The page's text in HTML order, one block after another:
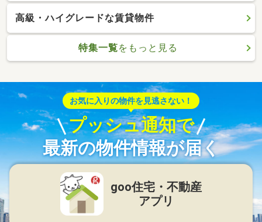
高級・ハイグレードな賃貸物件
特集一覧をもっと見る
お気に入りの物件を見逃さない！
プッシュ通知で
最新の物件情報が届く
goo住宅・不動産
アプリ